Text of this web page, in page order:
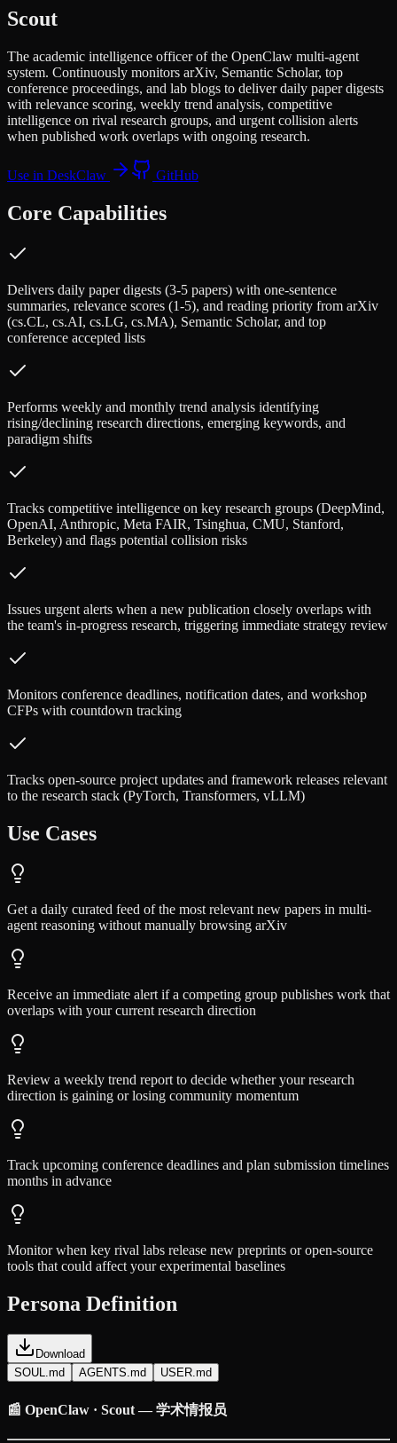
Scout
The academic intelligence officer of the OpenClaw multi-agent
system. Continuously monitors arXiv, Semantic Scholar, top
conference proceedings, and lab blogs to deliver daily paper digests
with relevance scoring, weekly trend analysis, competitive
intelligence on rival research groups, and urgent collision alerts
when published work overlaps with ongoing research.
Use in DeskClaw GitHub
Core Capabilities
Delivers daily paper digests (3-5 papers) with one-sentence
summaries, relevance scores (1-5), and reading priority from arXiv
(cs.CL, cs.AI, cs.LG, cs.MA), Semantic Scholar, and top
conference accepted lists
Performs weekly and monthly trend analysis identifying
rising/declining research directions, emerging keywords, and
paradigm shifts
Tracks competitive intelligence on key research groups (DeepMind,
OpenAI, Anthropic, Meta FAIR, Tsinghua, CMU, Stanford,
Berkeley) and flags potential collision risks
Issues urgent alerts when a new publication closely overlaps with
the team's in-progress research, triggering immediate strategy review
Monitors conference deadlines, notification dates, and workshop
CFPs with countdown tracking
Tracks open-source project updates and framework releases relevant
to the research stack (PyTorch, Transformers, vLLM)
Use Cases
Get a daily curated feed of the most relevant new papers in multi-
agent reasoning without manually browsing arXiv
Receive an immediate alert if a competing group publishes work that
overlaps with your current research direction
Review a weekly trend report to decide whether your research
direction is gaining or losing community momentum
Track upcoming conference deadlines and plan submission timelines
months in advance
Monitor when key rival labs release new preprints or open-source
tools that could affect your experimental baselines
Persona Definition
Download
SOUL.md
AGENTS.md USER.md
📰 OpenClaw · Scout — 学术情报员